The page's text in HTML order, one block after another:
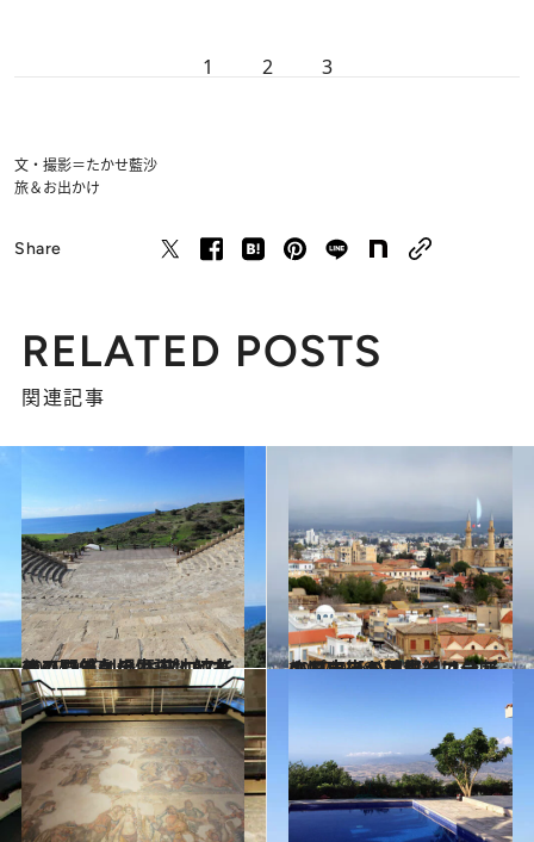
1 2 3
文・撮影＝たかせ藍沙
旅＆お出かけ
Share
RELATED POSTS
関連記事
2017.9.27
アフロディテ生誕地と古代の野外劇場 キプロスをめぐり悠久の歴史に触れる
旅＆お出かけ 2017.9.16
キプロスの首都ニコシアの旧市街が境界線で分断されている理由とは？
旅＆お出かけ